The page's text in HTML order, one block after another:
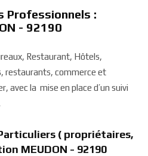
Professionnels :
- 92190
Restaurant, Hôtels,
restaurants, commerce et
avec la mise en place d’un suivi
( propriétaires,
MEUDON - 92190